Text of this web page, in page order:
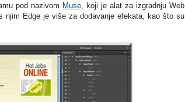
pod nazivom Muse, koji je alat za izgradnju Web
njim Edge je više za dodavanje efekata, kao što su